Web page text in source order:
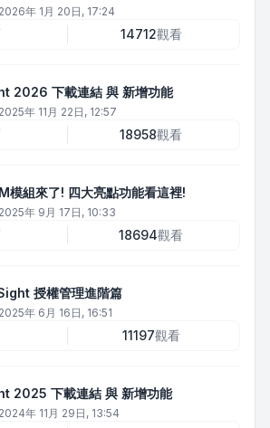
2026年 1月 20日, 17:24
14712觀看
2026 下載連結 與 新增功能
2025年 11月 22日, 12:57
18958觀看
組來了! 四大亮點功能看這裡!
2025年 9月 17日, 10:33
18694觀看
授權管理進階篇
2025年 6月 16日, 16:51
11197觀看
2025 下載連結 與 新增功能
2024年 11月 29日, 13:54